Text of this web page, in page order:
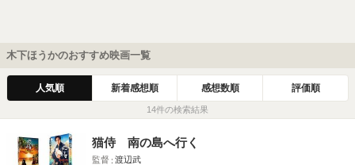
木下ほうかのおすすめ映画一覧
人気順 新着感想順 感想数順 評価順
14件の検索結果
猫侍 南の島へ行く
監督 渡辺武